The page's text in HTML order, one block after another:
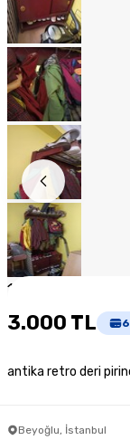
1
3.000 TL 6
antika retro deri
Beyoğlu, İstanbul